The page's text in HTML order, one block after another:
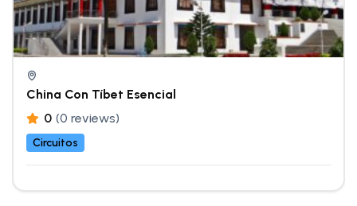
China Con Tíbet Esencial
0 (0 reviews)
Circuitos